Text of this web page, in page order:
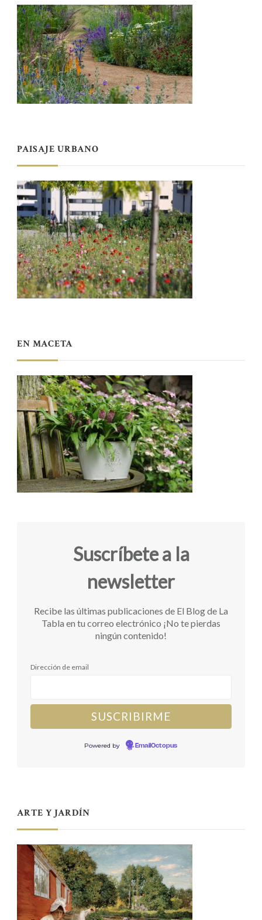
PAISAJE URBANO
EN MACETA
Suscríbete a la
newsletter
Recibe las últimas publicaciones de El Blog de La
Tabla en tu correo electrónico ¡No te pierdas
ningún contenido!
Dirección de email
Powered by EmailOctopus
ARTE Y JARDÍN